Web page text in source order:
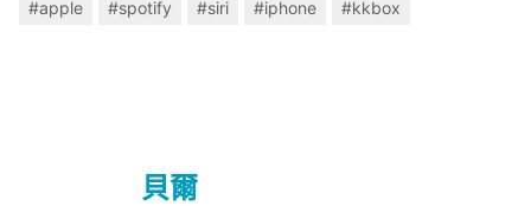
#apple #spotify #siri #iphone #kkbox
貝爾